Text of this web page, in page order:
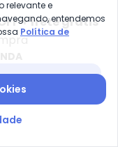
Midi Marrom
deR$ 42,21 juros
+ frete grátis
relevante e
entendemos
Política de